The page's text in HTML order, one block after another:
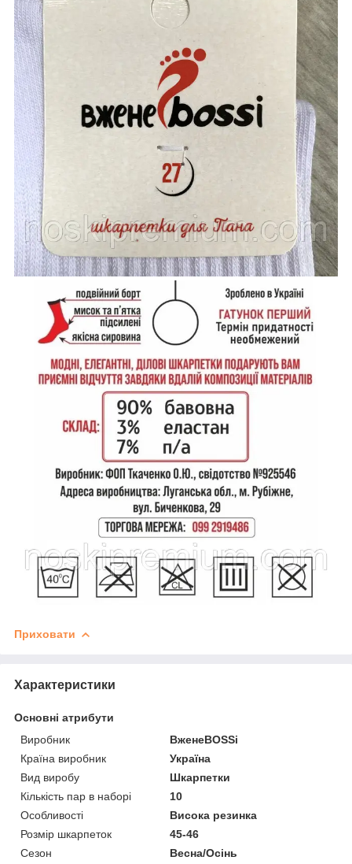
Приховати
Характеристики
Основні атрибути
Виробник
ВженеBOSSі
Країна виробник
Україна
Вид виробу
Шкарпетки
Кількість пар в наборі
10
Особливості
Висока резинка
Розмір шкарпеток
45-46
Сезон
Весна/Осінь